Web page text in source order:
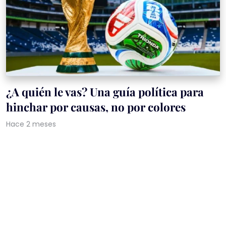
¿A quién le vas? Una guía política para
hinchar por causas, no por colores
Hace 2 meses